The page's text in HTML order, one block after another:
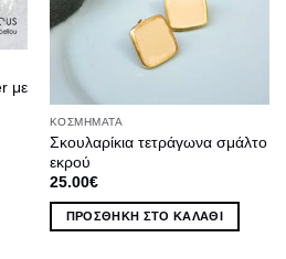
με
ΚΟΣΜΉΜΑΤΑ
Σκουλαρίκια τετράγωνα σμάλτο
εκρού
25.00€
ΠΡΟΣΘΉΚΗ ΣΤΟ ΚΑΛΆΘΙ